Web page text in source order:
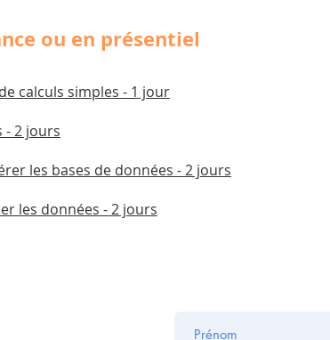
calculs simples - 1 jour
- 2 jours
les bases de données - 2 jours
les données - 2 jours
ou en présentiel